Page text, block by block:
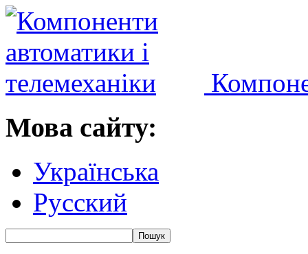
Мова сайту:
Українська
Русский